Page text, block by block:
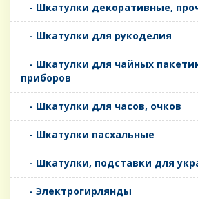
- Шкатулки декоративные,
- Шкатулки для рукоделия
- Шкатулки для чайных
приборов
- Шкатулки для часов, очков
- Шкатулки пасхальные
- Шкатулки, подставки для
- Электрогирлянды